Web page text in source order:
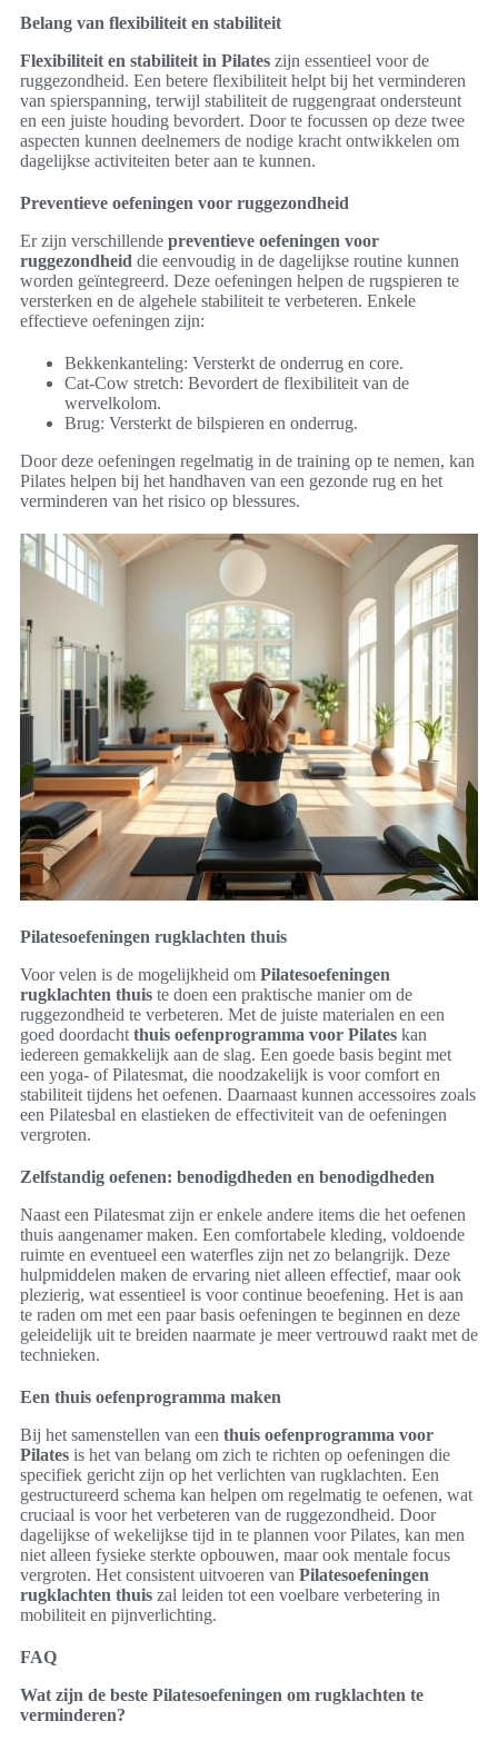
Belang van flexibiliteit en stabiliteit
Flexibiliteit en stabiliteit in Pilates zijn essentieel voor de
ruggezondheid. Een betere flexibiliteit helpt bij het verminderen
van spierspanning, terwijl stabiliteit de ruggengraat ondersteunt
en een juiste houding bevordert. Door te focussen op deze twee
aspecten kunnen deelnemers de nodige kracht ontwikkelen om
dagelijkse activiteiten beter aan te kunnen.
Preventieve oefeningen voor ruggezondheid
Er zijn verschillende preventieve oefeningen voor
ruggezondheid die eenvoudig in de dagelijkse routine kunnen
worden geïntegreerd. Deze oefeningen helpen de rugspieren te
versterken en de algehele stabiliteit te verbeteren. Enkele
effectieve oefeningen zijn:
Bekkenkanteling: Versterkt de onderrug en core.
Cat-Cow stretch: Bevordert de flexibiliteit van de
wervelkolom.
Brug: Versterkt de bilspieren en onderrug.
Door deze oefeningen regelmatig in de training op te nemen, kan
Pilates helpen bij het handhaven van een gezonde rug en het
verminderen van het risico op blessures.
Pilatesoefeningen rugklachten thuis
Voor velen is de mogelijkheid om Pilatesoefeningen
rugklachten thuis te doen een praktische manier om de
ruggezondheid te verbeteren. Met de juiste materialen en een
goed doordacht thuis oefenprogramma voor Pilates kan
iedereen gemakkelijk aan de slag. Een goede basis begint met
een yoga- of Pilatesmat, die noodzakelijk is voor comfort en
stabiliteit tijdens het oefenen. Daarnaast kunnen accessoires zoals
een Pilatesbal en elastieken de effectiviteit van de oefeningen
vergroten.
Zelfstandig oefenen: benodigdheden en benodigdheden
Naast een Pilatesmat zijn er enkele andere items die het oefenen
thuis aangenamer maken. Een comfortabele kleding, voldoende
ruimte en eventueel een waterfles zijn net zo belangrijk. Deze
hulpmiddelen maken de ervaring niet alleen effectief, maar ook
plezierig, wat essentieel is voor continue beoefening. Het is aan
te raden om met een paar basis oefeningen te beginnen en deze
geleidelijk uit te breiden naarmate je meer vertrouwd raakt met de
technieken.
Een thuis oefenprogramma maken
Bij het samenstellen van een thuis oefenprogramma voor
Pilates is het van belang om zich te richten op oefeningen die
specifiek gericht zijn op het verlichten van rugklachten. Een
gestructureerd schema kan helpen om regelmatig te oefenen, wat
cruciaal is voor het verbeteren van de ruggezondheid. Door
dagelijkse of wekelijkse tijd in te plannen voor Pilates, kan men
niet alleen fysieke sterkte opbouwen, maar ook mentale focus
vergroten. Het consistent uitvoeren van Pilatesoefeningen
rugklachten thuis zal leiden tot een voelbare verbetering in
mobiliteit en pijnverlichting.
FAQ
Wat zijn de beste Pilatesoefeningen om rugklachten te
verminderen?